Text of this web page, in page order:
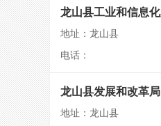
龙山县工业和信息
地址：龙山县
电话：
龙山县发展和改革局
地址：龙山县